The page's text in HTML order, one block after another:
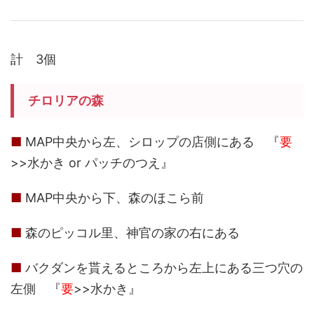
計 3個
チロリアの森
■ MAP中央から左、シロップの店側にある 『要
>>水かき or パッチのつえ』
■ MAP中央から下、森のほこら前
■ 森のピッコル里、神官の家の右にある
■ バクダンを貰えるところから左上にある三つ穴の
左側 『要>>水かき』